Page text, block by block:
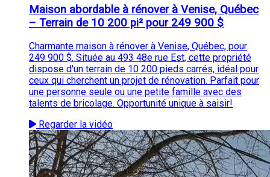
Maison abordable à rénover à Venise, Québec
– Terrain de 10 200 pi² pour 249 900 $
Charmante maison à rénover à Venise, Québec, pour
249 900 $. Située au 493 48e rue Est, cette propriété
dispose d'un terrain de 10 200 pieds carrés, idéal pour
ceux qui cherchent un projet de rénovation. Parfait pour
une personne seule ou une petite famille avec des
talents de bricolage. Opportunité unique à saisir!
Regarder la vidéo